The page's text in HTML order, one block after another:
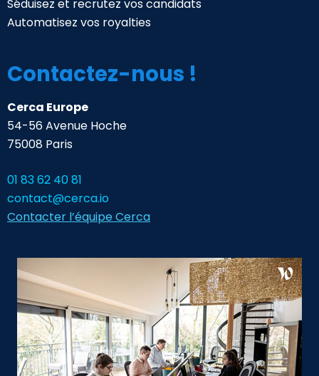
Séduisez et recrutez vos candidats
Automatisez vos royalties
Contactez-nous !
Cerca Europe
54-56 Avenue Hoche
75008 Paris
01 83 62 40 81
contact@cerca.io
Contacter l’équipe Cerca